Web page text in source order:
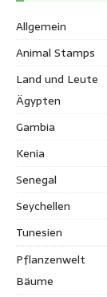
Allgemein
Animal Stamps
Land und Leute
Ägypten
Gambia
Kenia
Senegal
Seychellen
Tunesien
Pflanzenwelt
Bäume